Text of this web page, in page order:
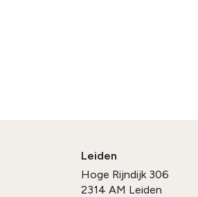
Leiden
Hoge Rijndijk 306
2314 AM Leiden